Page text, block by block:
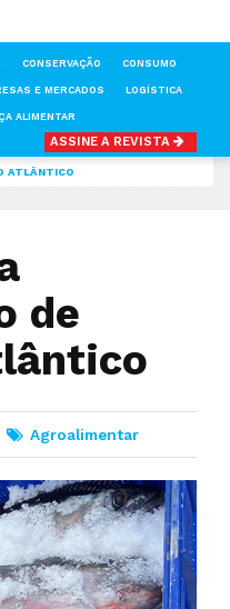
CONSERVAÇÃO CONSUMO
E MERCADOS LOGÍSTICA
ALIMENTAR
ASSINE A REVISTA
ATLÂNTICO
de
Agroalimentar